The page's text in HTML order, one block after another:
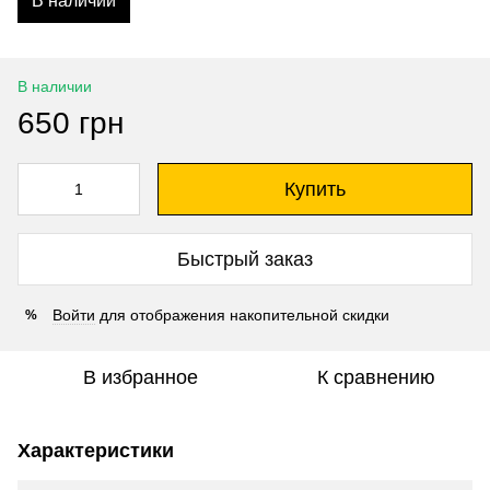
В наличии
650 грн
Купить
Быстрый заказ
% Войти для отображения накопительной скидки
В избранное К сравнению
Характеристики